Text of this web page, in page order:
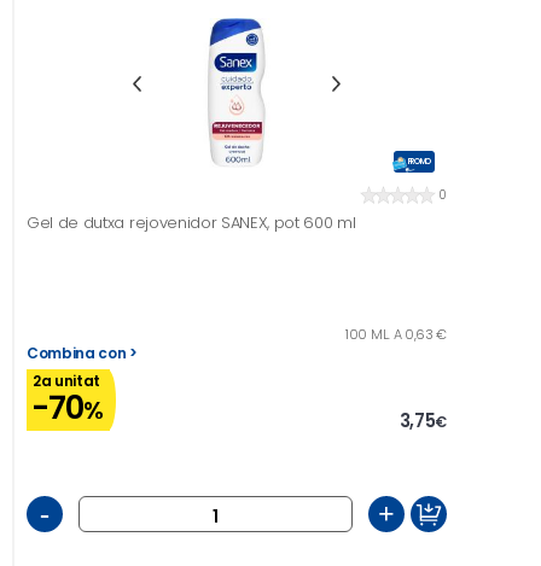
PROMO
0
Gel de dutxa rejovenidor SANEX, pot 600 ml
Combina con >
100 ML. A 0,63 €
2a unitat
-70% 3,75€
- +